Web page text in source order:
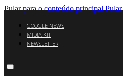
Pular para o conteúdo principal
GOOGLE NEWS
MÍDIA KIT
NEWSLETTER